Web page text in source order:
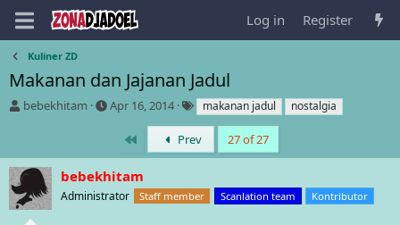
Log in Register
Kuliner ZD
Makanan dan Jajanan Jadul
T
a
s
bebekhitam
S
t
d
a
Apr 16, 2014
T
a
g
s
makanan jadul nostalgia
Prev 27 of 27
bebekhitam
Administrator Staff member Scanlation team Kontributor